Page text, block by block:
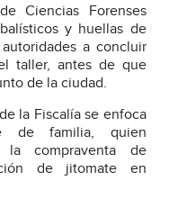
Ciencias Forenses
y huellas de
a concluir
taller, antes de que
de la ciudad.
la Fiscalía se enfoca
de familia, quien
la compraventa de
de jitomate en